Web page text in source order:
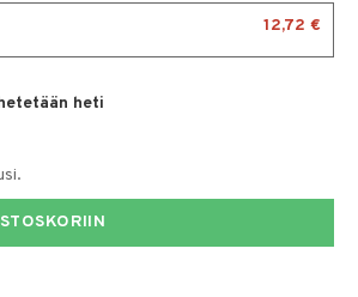
12,72 €
heti